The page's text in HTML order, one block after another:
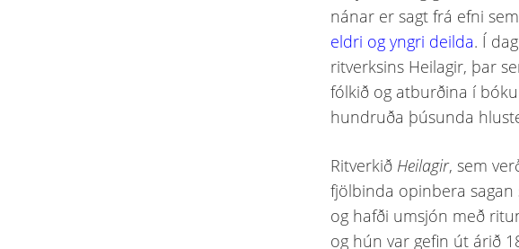
nánar er sagt frá efni
eldri og yngri deilda. Í
ritverksins Heilagir, þar
fólkið og atburðina í
hundruða þúsunda
Ritverkið Heilagir, sem
fjölbinda opinbera sagan
og hafði umsjón með
og hún var gefin út árið